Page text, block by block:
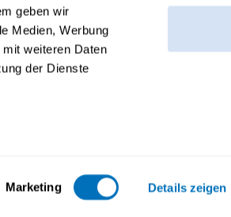
geben wir
Medien, Werbung
weiteren Daten
der Dienste
Marketing Details zeigen